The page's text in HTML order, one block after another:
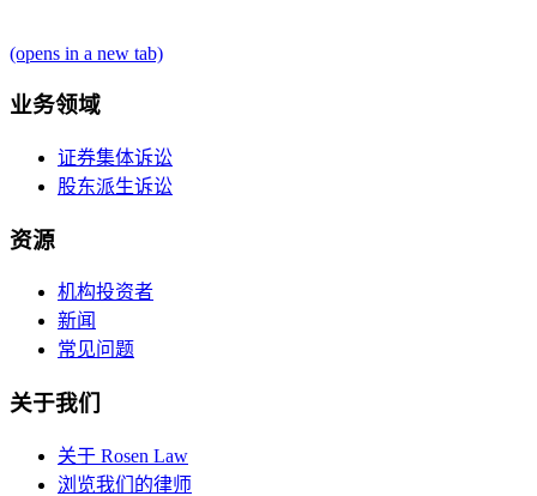
(opens in a new tab)
业务领域
证券集体诉讼
股东派生诉讼
资源
机构投资者
新闻
常见问题
关于我们
关于 Rosen Law
浏览我们的律师